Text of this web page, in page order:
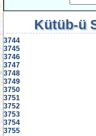
Kütüb-ü
3744
3745
3746
3747
3748
3749
3750
3751
3752
3753
3754
3755